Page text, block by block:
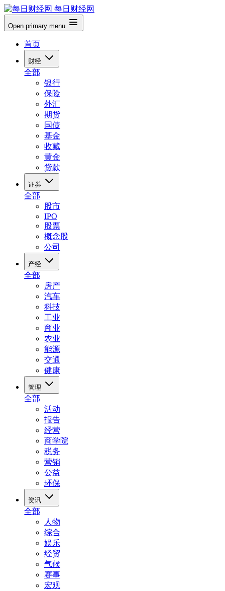
每日财经网
Open primary menu
首页
财经
全部
银行
保险
外汇
期货
国债
基金
收藏
黄金
贷款
证券
全部
股市
IPO
股票
概念股
公司
产经
全部
房产
汽车
科技
工业
商业
农业
能源
交通
健康
管理
全部
活动
报告
经营
商学院
税务
营销
公益
环保
资讯
全部
人物
综合
娱乐
经贸
气候
赛事
宏观